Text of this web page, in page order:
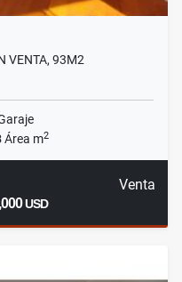
VENTA, 93M2
Área m2
Venta
USD